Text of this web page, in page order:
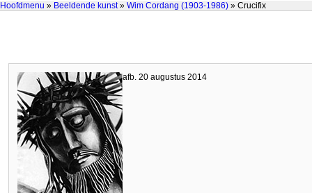
Hoofdmenu » Beeldende kunst» Wim Cordang (1903-1986) » Crucifix
afb. 20 augustus 2014